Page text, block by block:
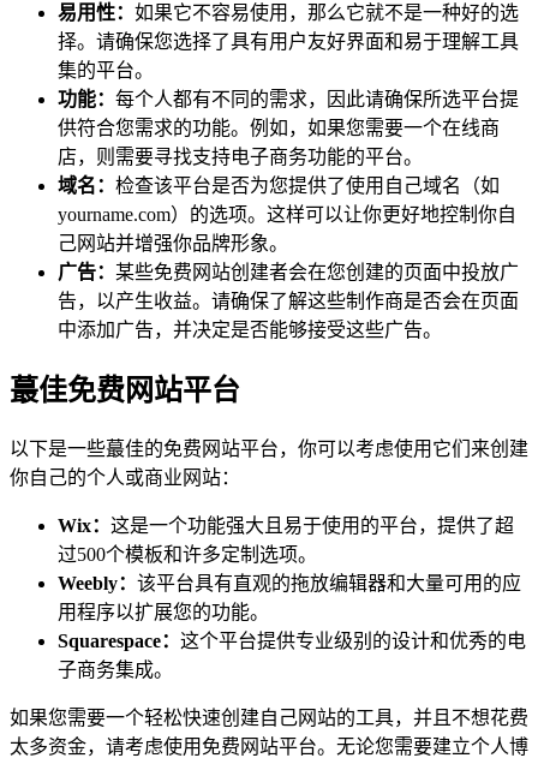
易用性： 如果它不容易使用，那么它就不是一种好的选
择。请确保您选择了具有用户友好界面和易于理解工具
集的平台。
功能： 每个人都有不同的需求，因此请确保所选平台提
供符合您需求的功能。例如，如果您需要一个在线商
店，则需要寻找支持电子商务功能的平台。
域名： 检查该平台是否为您提供了使用自己域名（如
yourname.com）的选项。这样可以让你更好地控制你自
己网站并增强你品牌形象。
广告： 某些免费网站创建者会在您创建的页面中投放广
告，以产生收益。请确保了解这些制作商是否会在页面
中添加广告，并决定是否能够接受这些广告。
蕞佳免费网站平台
以下是一些蕞佳的免费网站平台，你可以考虑使用它们来创建
你自己的个人或商业网站：
Wix： 这是一个功能强大且易于使用的平台，提供了超
过500个模板和许多定制选项。
Weebly： 该平台具有直观的拖放编辑器和大量可用的应
用程序以扩展您的功能。
Squarespace： 这个平台提供专业级别的设计和优秀的电
子商务集成。
如果您需要一个轻松快速创建自己网站的工具，并且不想花费
太多资金，请考虑使用免费网站平台。无论您需要建立个人博